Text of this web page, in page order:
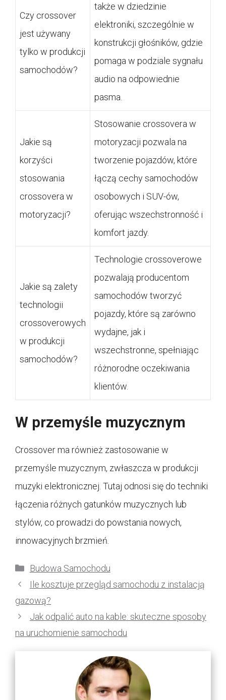
Czy crossover
jest używany
tylko w produkcji
samochodów?
także w dziedzinie
elektroniki, szczególnie w
konstrukcji głośników, gdzie
pomaga w podziale sygnału
audio na odpowiednie
pasma.
Jakie są
korzyści
stosowania
crossovera w
motoryzacji?
Stosowanie crossovera w
motoryzacji pozwala na
tworzenie pojazdów, które
łączą cechy samochodów
osobowych i SUV-ów,
oferując wszechstronność i
komfort jazdy.
Jakie są zalety
technologii
crossoverowych
w produkcji
samochodów?
Technologie crossoverowe
pozwalają producentom
samochodów tworzyć
pojazdy, które są zarówno
wydajne, jak i
wszechstronne, spełniając
różnorodne oczekiwania
klientów.
W przemyśle muzycznym
Crossover ma również zastosowanie w
przemyśle muzycznym, zwłaszcza w produkcji
muzyki elektronicznej. Tutaj odnosi się do techniki
łączenia różnych gatunków muzycznych lub
stylów, co prowadzi do powstania nowych,
innowacyjnych brzmień.
Kategorie
Budowa Samochodu
Ile kosztuje przegląd samochodu z instalacją
gazową?
Jak odpalić auto na kable: skuteczne sposoby
na uruchomienie samochodu